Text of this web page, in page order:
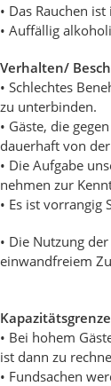
• Das Rauchen
• Auffällig
Verhalten/
• Schlechtes
zu unterbinden.
• Gäste, die
dauerhaft von
• Die Aufgabe
nehmen zur
• Es ist
• Die Nutzung
einwandfreiem
• Bei hohem
ist dann zu
• Fundsachen